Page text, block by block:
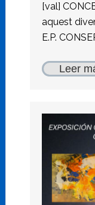
[val]
aquest
E.P.
Leer